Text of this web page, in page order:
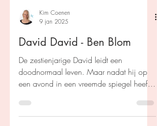
Kim Coenen
David David - Ben Blom